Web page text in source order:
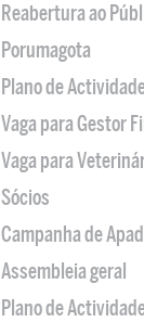
Reabertura ao
Porumagota
Plano de
Vaga para Gestor
Vaga para
Sócios
Campanha de
Assembleia geral
Plano de